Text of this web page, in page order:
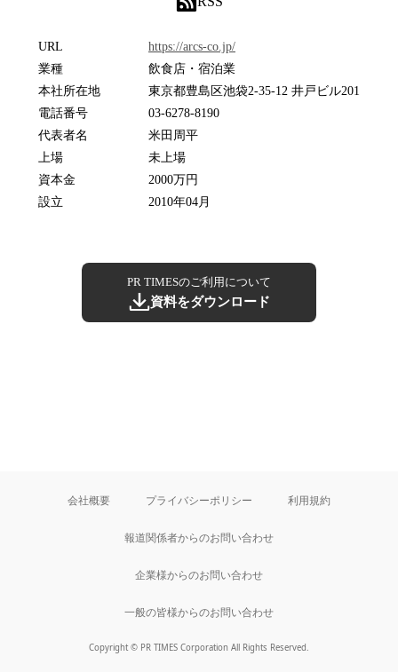
URL
https://arcs-co.jp/
業種
飲食店・宿泊業
本社所在地
東京都豊島区池袋2-35-12 井戸ビル201
電話番号
03-6278-8190
代表者名
米田周平
上場
未上場
資本金
2000万円
設立
2010年04月
PR TIMESのご利用について
資料をダウンロード
会社概要 プライバシーポリシー 利用規約
報道関係者からのお問い合わせ
企業様からのお問い合わせ
一般の皆様からのお問い合わせ
Copyright © PR TIMES Corporation All Rights Reserved.